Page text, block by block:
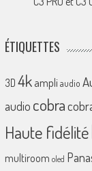
ÉTIQUETTES
3D 4k ampliaudio
audio cobra
Haute fidélité
multiroom oled